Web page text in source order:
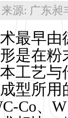
源: 广东昶
早由
是在
工艺
型所
Co、